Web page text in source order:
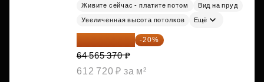
Живите сейчас - платите потом
Вид на пруд
Увеличенная высота потолков Ещё
51 652 296 ₽ -20%
64 565 370 ₽
612 720 ₽ за м²